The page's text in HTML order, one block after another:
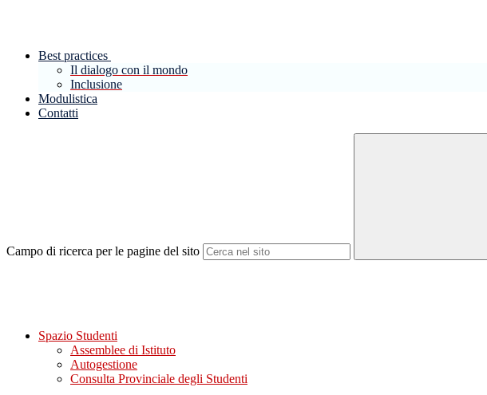
Best practices
Il dialogo con il mondo
Inclusione
Modulistica
Contatti
Campo di ricerca per le pagine del sito
Spazio Studenti
Assemblee di Istituto
Autogestione
Consulta Provinciale degli Studenti